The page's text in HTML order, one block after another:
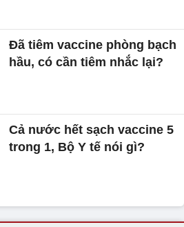
Đã tiêm vaccine phòng bạch
hầu, có cần tiêm nhắc lại?
Cả nước hết sạch vaccine 5
trong 1, Bộ Y tế nói gì?